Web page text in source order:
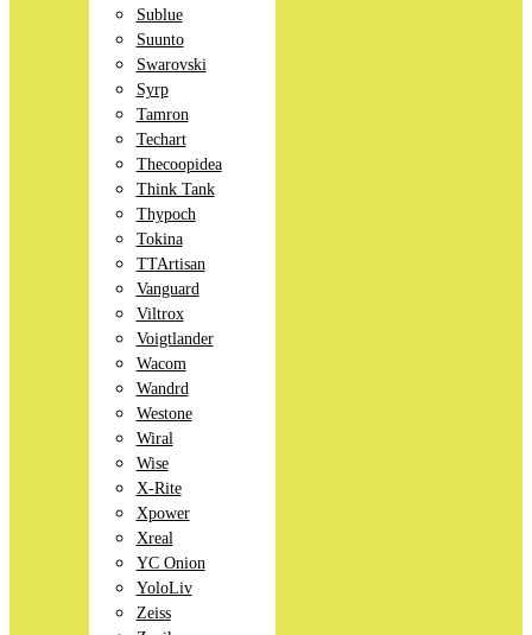
Sublue
Suunto
Swarovski
Syrp
Tamron
Techart
Thecoopidea
Think Tank
Thypoch
Tokina
TTArtisan
Vanguard
Viltrox
Voigtlander
Wacom
Wandrd
Westone
Wiral
Wise
X-Rite
Xpower
Xreal
YC Onion
YoloLiv
Zeiss